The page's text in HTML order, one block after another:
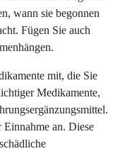
wann sie begonnen
Fügen Sie auch
mit, die Sie
Medikamente,
an. Diese